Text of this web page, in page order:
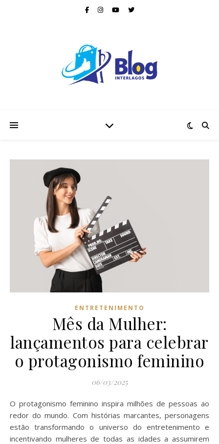
ENTRETENIMENTO
Mês da Mulher:
lançamentos para celebrar
o protagonismo feminino
06/03/2025
O protagonismo feminino inspira milhões de pessoas ao
redor do mundo. Com histórias marcantes, personagens
estão transformando o universo do entretenimento e
incentivando mulheres de todas as idades a assumirem